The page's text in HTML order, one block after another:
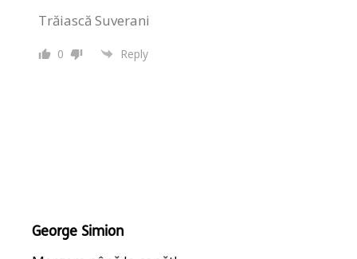
Trăiască Suverani
0 Reply
George Simion